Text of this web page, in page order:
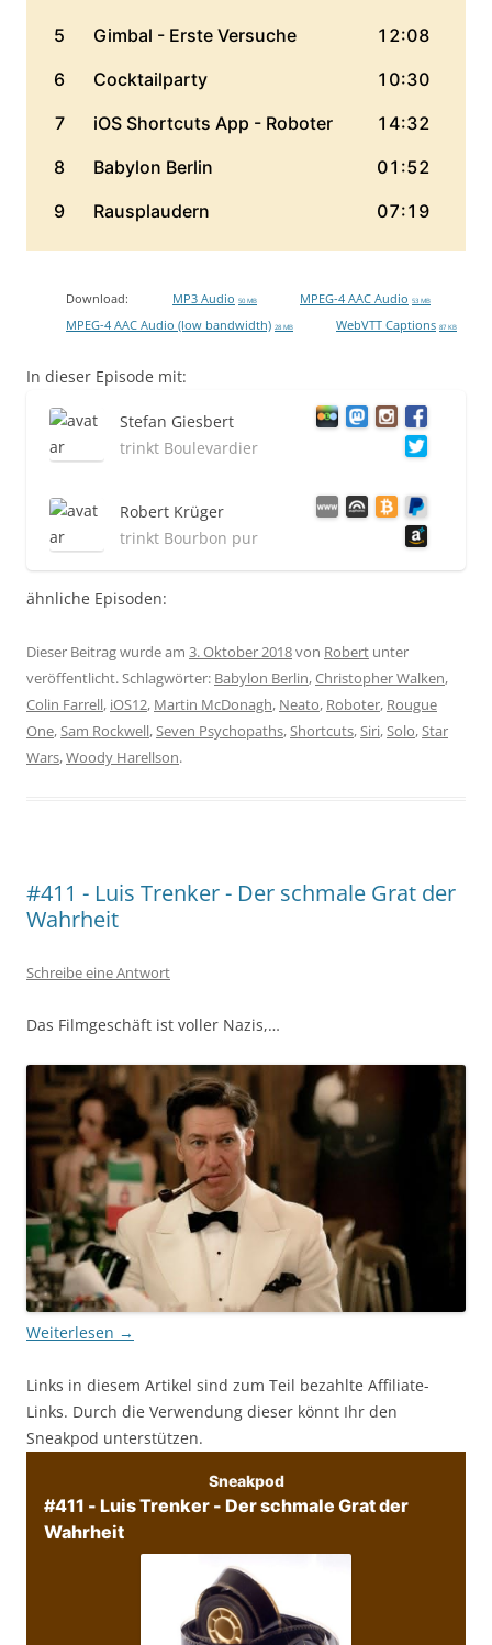
Download: MP3 Audio 50 MB MPEG-4 AAC Audio 53 MB
MPEG-4 AAC Audio (low bandwidth) 28 MB WebVTT Captions 87 KB
In dieser Episode mit:
Stefan Giesbert
trinkt Boulevardier
Robert Krüger
trinkt Bourbon pur
ähnliche Episoden:
Dieser Beitrag wurde am 3. Oktober 2018von Robert unter
veröffentlicht. Schlagwörter: Babylon Berlin,Christopher Walken,
Colin Farrell, iOS12, Martin McDonagh, Neato, Roboter, Rougue
One,Sam Rockwell,Seven Psychopaths,Shortcuts,Siri,Solo,Star
Wars,Woody Harellson.
#411 - Luis Trenker - Der schmale Grat der
Wahrheit
Schreibe eine Antwort
Das Filmgeschäft ist voller Nazis,…
Weiterlesen →
Links in diesem Artikel sind zum Teil bezahlte Affiliate-
Links. Durch die Verwendung dieser könnt Ihr den
Sneakpod unterstützen.